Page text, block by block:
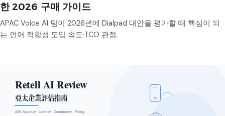
한 2026 구매 가이드
APAC Voice AI 팀이 2026년에 Dialpad 대안을 평가할 때 핵심이 되
는 언어 적합성·도입 속도·TCO 관점.